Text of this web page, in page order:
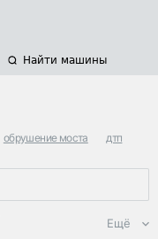
Найти машины
обрушение моста дтп
Ещё